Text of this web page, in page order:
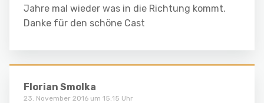
Jahre mal wieder was in die Richtung kommt.
Danke für den schöne Cast
Florian Smolka
23. November 2016 um 15:15 Uhr